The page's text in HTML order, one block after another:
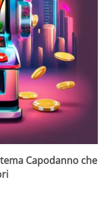
Capodanno che